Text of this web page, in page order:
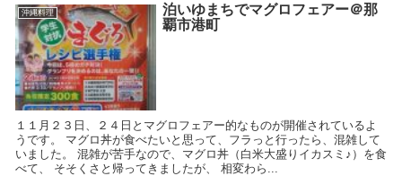
沖縄料理
泊いゆまちでマグロフェアー＠那
覇市港町
１１月２３日、２４日とマグロフェアー的なものが開催されているよ
うです。 マグロ丼が食べたいと思って、フラっと行ったら、混雑して
いました。 混雑が苦手なので、マグロ丼（白米大盛りイカスミ♪）を食
べて、 そそくさと帰ってきましたが、 相変わら...